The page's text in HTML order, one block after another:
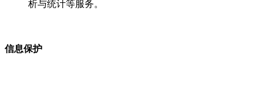
析与统计等服务。
信息保护